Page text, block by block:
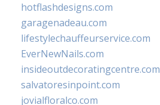
hotflashdesigns.com
garagenadeau.com
lifestylechauffeurservice.com
EverNewNails.com
insideoutdecoratingcentre.com
salvatoresinpoint.com
jovialfloralco.com